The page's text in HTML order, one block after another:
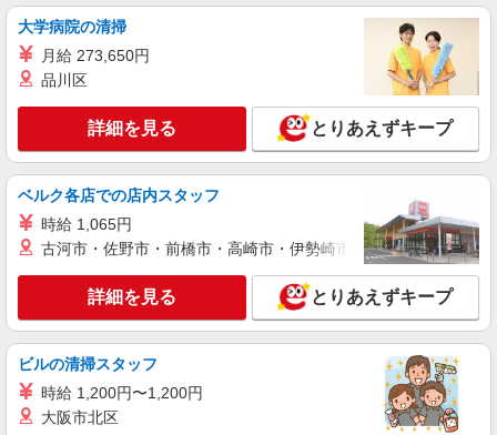
アルバイト パート
ＳＯＭＰＯケア ラヴィーレ 相模原中央
NEW
時給1290円〜1440円 ※経験等による ★早朝時
給（5:00〜8:00）時給＋100円 ★希望収入があり
ましたら、ご相談いただければ希望条件に合うか
の確認もいたします。 ★時間外手当別途支給 ★上
記金額は働きがい向上手当を含みます。 ★働きが
い向上手当※26年6月改定（地域により異なる）
神奈川県相模原市中央区中央3丁目6-3
キープ
アルバイト パート
ファミリー食堂 山田うどん食堂 田名店（店舗番号150）
NEW
うどん食堂のキッチンスタッフ
時給1230円 日・祝日は時給50円アップ！（9
時〜22時）
ファミリー食堂 山田うどん食堂 田名店
（神奈川県相模原市中央区田名4093）
大学病院の清掃
月給 273,650円
品川区
詳細を見る とりあえずキープ
ベルク各店での店内スタッフ
時給 1,065円
古河市・佐野市・前橋市・高崎市・伊勢崎市・太田市・館林市
詳細を見る とりあえずキープ
ビルの清掃スタッフ
時給 1,200円〜1,200円
大阪市北区